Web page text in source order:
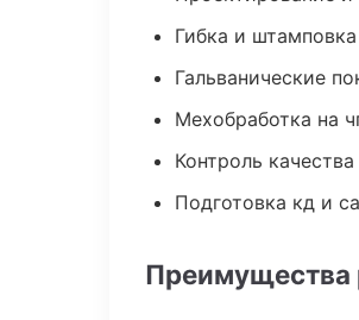
Гибка и штамповка
Гальванические
Мехобработка на
Контроль
Подготовка кд и
Преимущества